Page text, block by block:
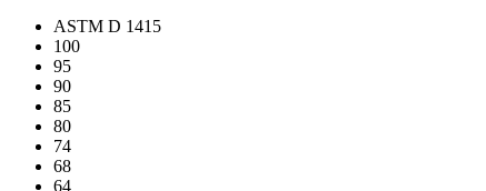
ASTM D 1415
100
95
90
85
80
74
68
64